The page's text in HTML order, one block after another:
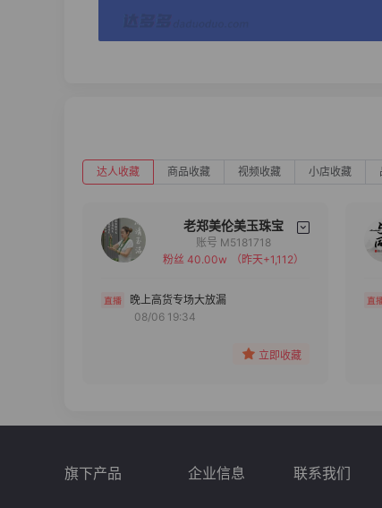
达人收藏 商品收藏 视频收藏 小店收藏
老郑美伦美玉珠宝
备注
分组
账号 M5181718
粉丝 40.00w
（昨天+1,112）
晚上高货专场大放漏
08/06 19:34
立即收藏
旗下产品 企业信息 联系我们